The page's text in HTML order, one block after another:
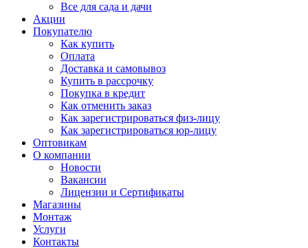
Все для сада и дачи
Акции
Покупателю
Как купить
Оплата
Доставка и самовывоз
Купить в рассрочку
Покупка в кредит
Как отменить заказ
Как зарегистрироваться физ-лицу
Как зарегистрироваться юр-лицу
Оптовикам
О компании
Новости
Вакансии
Лицензии и Сертификаты
Магазины
Монтаж
Услуги
Контакты